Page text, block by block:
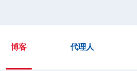
博客 代理人